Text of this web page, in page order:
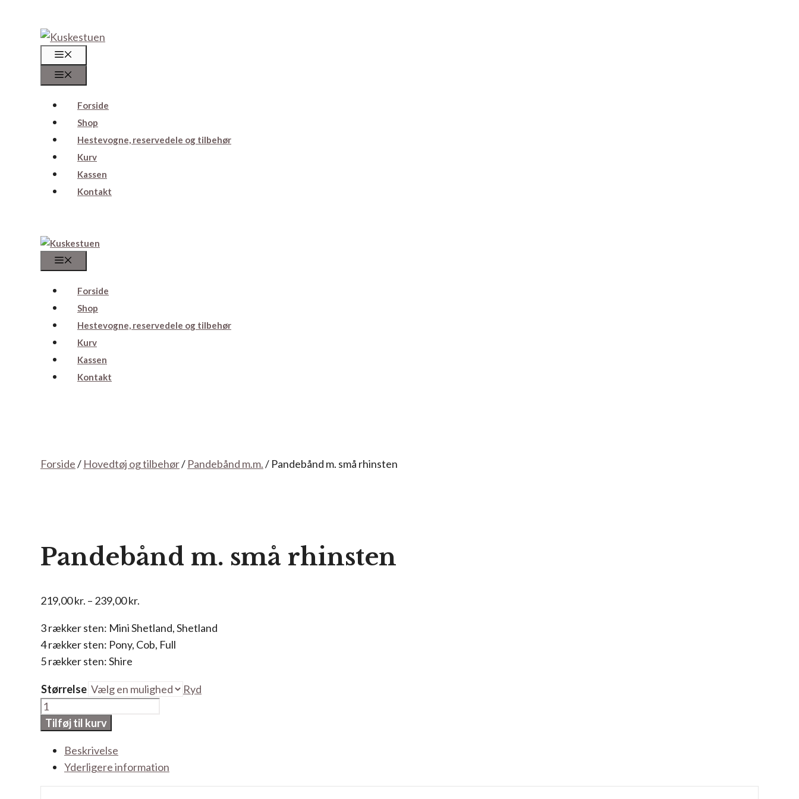
Hop
indhold
Forside
Shop
Hestevogne, reservedele og tilbehør
Kurv
Kassen
Kontakt
Forside
Shop
Hestevogne, reservedele og tilbehør
Kurv
Kassen
Kontakt
Forside/ Hovedtøj og tilbehør/ Pandebånd m.m./ Pandebånd m. små rhinsten
Pandebånd m. små rhinsten
219,00kr. – 239,00kr.
til
239,00 kr.
3 rækker sten: Mini Shetland, Shetland
4 rækker sten: Pony, Cob, Full
5 rækker sten: Shire
Størrelse
Ryd
Pandebånd
m.
rhinsten
antal
Tilføj til kurv
Beskrivelse
Yderligere information